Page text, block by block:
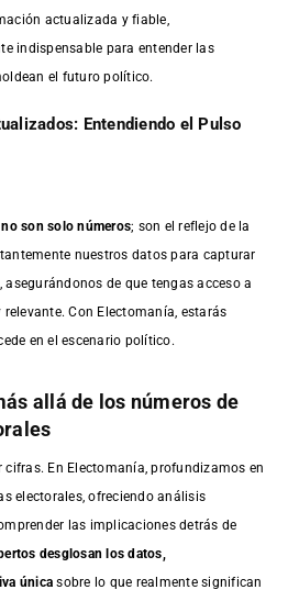
actualizada y fiable,
indispensable para entender las
el futuro político.
Entendiendo el Pulso
son solo números; son el reflejo de la
nuestros datos para capturar
de que tengas acceso a
Con Electomanía, estarás
en el escenario político.
allá de los números de
En Electomanía, profundizamos en
electorales, ofreciendo análisis
las implicaciones detrás de
desglosan los datos,
única sobre lo que realmente significan